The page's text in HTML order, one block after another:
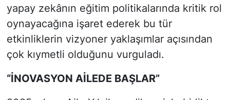
yapay zekânın eğitim politikalarında kritik rol
oynayacağına işaret ederek bu tür
etkinliklerin vizyoner yaklaşımlar açısından
çok kıymetli olduğunu vurguladı.
“İNOVASYON AİLEDE BAŞLAR”